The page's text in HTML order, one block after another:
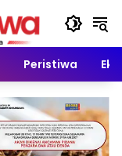
Peristiwa